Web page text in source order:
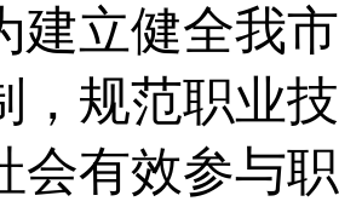
建立健全我
，规范职业
会有效参与